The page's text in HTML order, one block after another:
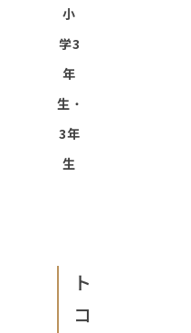
小
学3
年
生 ・
3年
生
ト
コ